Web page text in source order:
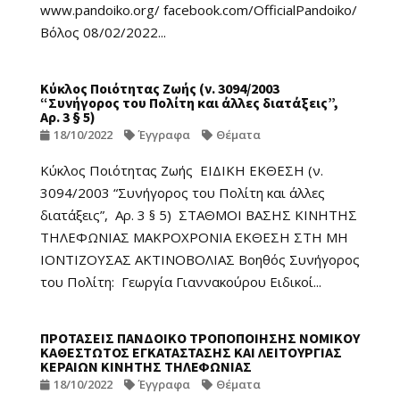
www.pandoiko.org/ facebook.com/OfficialPandoiko/
Βόλος 08/02/2022...
Κύκλος Ποιότητας Ζωής (ν. 3094/2003
“Συνήγορος του Πολίτη και άλλες διατάξεις”,
Αρ. 3 § 5)
18/10/2022 Έγγραφα Θέματα
Κύκλος Ποιότητας Ζωής ΕΙΔΙΚΗ ΕΚΘΕΣΗ (ν.
3094/2003 “Συνήγορος του Πολίτη και άλλες
διατάξεις”, Αρ. 3 § 5) ΣΤΑΘΜΟΙ ΒΑΣΗΣ ΚΙΝΗΤΗΣ
ΤΗΛΕΦΩΝΙΑΣ ΜΑΚΡΟΧΡΟΝΙΑ ΕΚΘΕΣΗ ΣΤΗ ΜΗ
ΙΟΝΤΙΖΟΥΣΑΣ ΑΚΤΙΝΟΒΟΛΙΑΣ Βοηθός Συνήγορος
του Πολίτη: Γεωργία Γιαννακούρου Ειδικοί...
ΠΡΟΤΑΣΕΙΣ ΠΑΝΔΟΙΚΟ ΤΡΟΠΟΠΟΙΗΣΗΣ ΝΟΜΙΚΟΥ
ΚΑΘΕΣΤΩΤΟΣ ΕΓΚΑΤΑΣΤΑΣΗΣ ΚΑΙ ΛΕΙΤΟΥΡΓΙΑΣ
ΚΕΡΑΙΩΝ ΚΙΝΗΤΗΣ ΤΗΛΕΦΩΝΙΑΣ
18/10/2022 Έγγραφα Θέματα